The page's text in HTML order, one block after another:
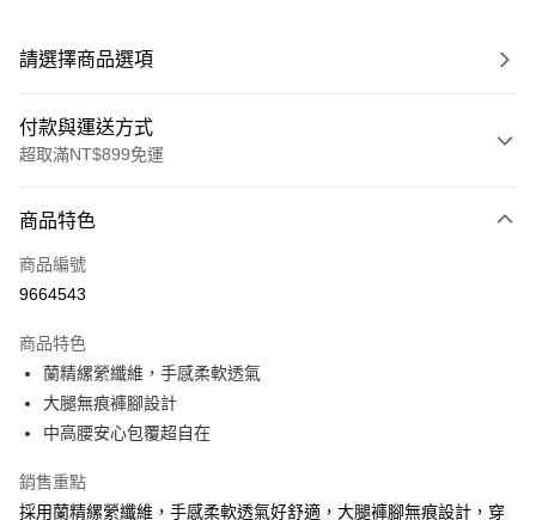
請選擇商品選項
付款與運送方式
超取滿NT$899免運
信用卡一次付款
超商取貨付款
Apple Pay
街口支付
AFTEE先享後付
商品特色
商品編號
9664543
商品特色
蘭精縲縈纖維，手感柔軟透氣
大腿無痕褲腳設計
中高腰安心包覆超自在
銷售重點
採用蘭精縲縈纖維，手感柔軟透氣好舒適，大腿褲腳無痕設計，穿